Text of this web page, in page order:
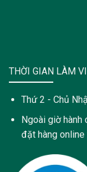
THỜI GIAN LÀM
Thứ 2 - Chủ
Ngoài giờ hành
đặt hàng